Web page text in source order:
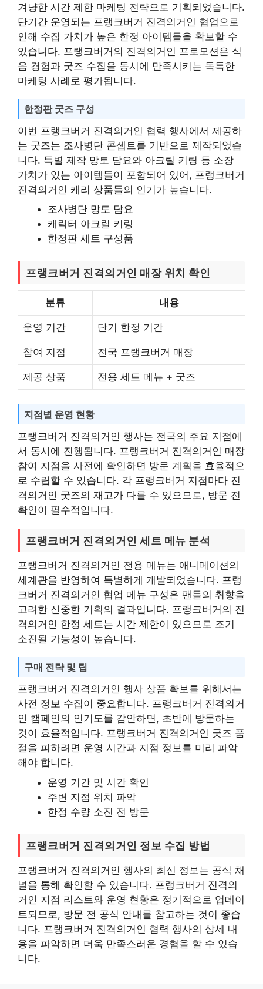
겨냥한 시간 제한 마케팅 전략으로 기획되었습니다.
단기간 운영되는 프랭크버거 진격의거인 협업으로
인해 수집 가치가 높은 한정 아이템들을 확보할 수
있습니다. 프랭크버거의 진격의거인 프로모션은 식
음 경험과 굿즈 수집을 동시에 만족시키는 독특한
마케팅 사례로 평가됩니다.
한정판 굿즈 구성
이번 프랭크버거 진격의거인 협력 행사에서 제공하
는 굿즈는 조사병단 콘셉트를 기반으로 제작되었습
니다. 특별 제작 망토 담요와 아크릴 키링 등 소장
가치가 있는 아이템들이 포함되어 있어, 프랭크버거
진격의거인 캐리 상품들의 인기가 높습니다.
조사병단 망토 담요
캐릭터 아크릴 키링
한정판 세트 구성품
프랭크버거 진격의거인 매장 위치 확인
분류 내용
운영 기간 단기 한정 기간
참여 지점 전국 프랭크버거 매장
제공 상품 전용 세트 메뉴 + 굿즈
지점별 운영 현황
프랭크버거 진격의거인 행사는 전국의 주요 지점에
서 동시에 진행됩니다. 프랭크버거 진격의거인 매장
참여 지점을 사전에 확인하면 방문 계획을 효율적으
로 수립할 수 있습니다. 각 프랭크버거 지점마다 진
격의거인 굿즈의 재고가 다를 수 있으므로, 방문 전
확인이 필수적입니다.
프랭크버거 진격의거인 세트 메뉴 분석
프랭크버거 진격의거인 전용 메뉴는 애니메이션의
세계관을 반영하여 특별하게 개발되었습니다. 프랭
크버거 진격의거인 협업 메뉴 구성은 팬들의 취향을
고려한 신중한 기획의 결과입니다. 프랭크버거의 진
격의거인 한정 세트는 시간 제한이 있으므로 조기
소진될 가능성이 높습니다.
구매 전략 및 팁
프랭크버거 진격의거인 행사 상품 확보를 위해서는
사전 정보 수집이 중요합니다. 프랭크버거 진격의거
인 캠페인의 인기도를 감안하면, 초반에 방문하는
것이 효율적입니다. 프랭크버거 진격의거인 굿즈 품
절을 피하려면 운영 시간과 지점 정보를 미리 파악
해야 합니다.
운영 기간 및 시간 확인
주변 지점 위치 파악
한정 수량 소진 전 방문
프랭크버거 진격의거인 정보 수집 방법
프랭크버거 진격의거인 행사의 최신 정보는 공식 채
널을 통해 확인할 수 있습니다. 프랭크버거 진격의
거인 지점 리스트와 운영 현황은 정기적으로 업데이
트되므로, 방문 전 공식 안내를 참고하는 것이 좋습
니다. 프랭크버거 진격의거인 협력 행사의 상세 내
용을 파악하면 더욱 만족스러운 경험을 할 수 있습
니다.